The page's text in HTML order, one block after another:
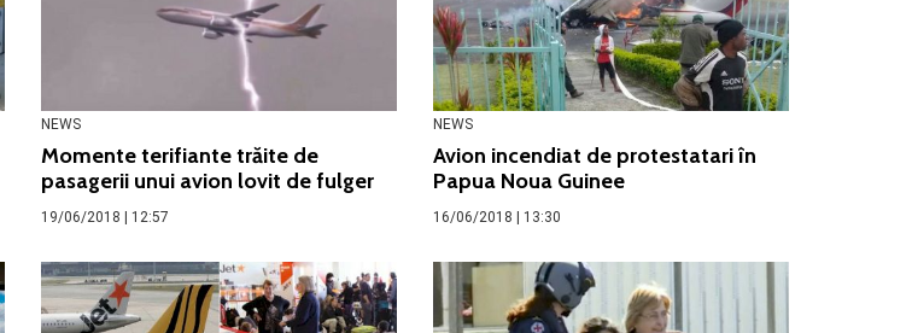
NEWS
Momente terifiante trăite de
pasagerii unui avion lovit de fulger
19/06/2018 | 12:57
NEWS
Avion incendiat de protestatari în
Papua Noua Guinee
16/06/2018 | 13:30